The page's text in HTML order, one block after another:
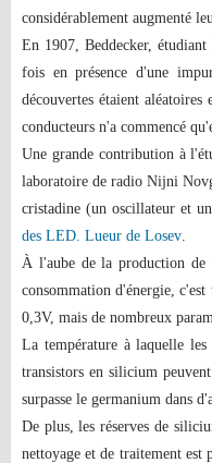
considérablement augmenté
En 1907, Beddecker,
fois en présence d'une
découvertes étaient
conducteurs n'a commencé
Une grande contribution à
laboratoire de radio Nijni
cristadine (un oscillateur et
des LED. Lueur de Losev.
À l'aube de la production de
consommation d'énergie,
0,3V, mais de nombreux
La température à laquelle les
transistors en silicium
surpasse le germanium dans
De plus, les réserves de
nettoyage et de traitement